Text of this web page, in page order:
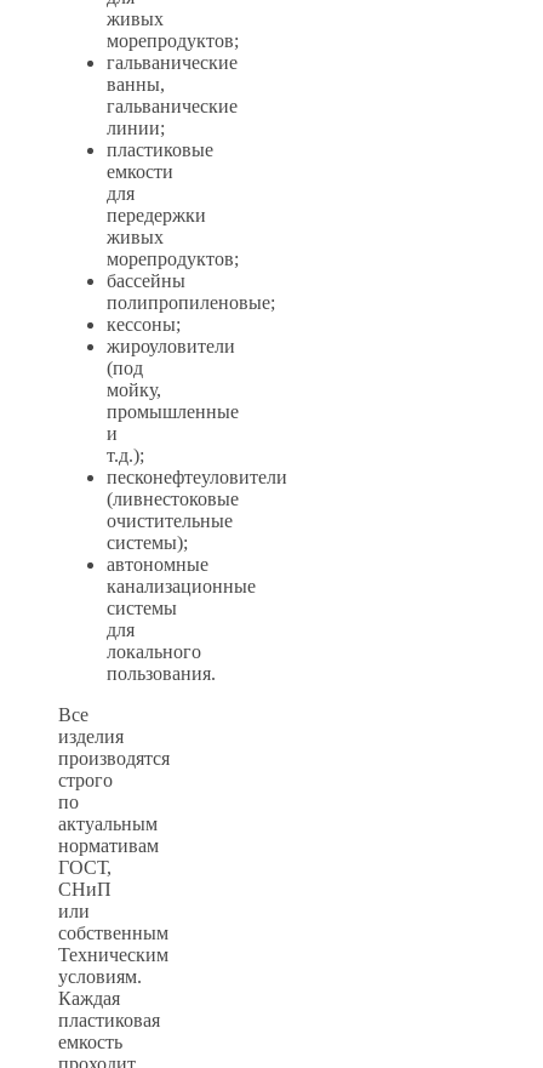
живых
морепродуктов;
гальванические
ванны,
гальванические
линии;
пластиковые
емкости
для
передержки
живых
морепродуктов;
бассейны
полипропиленовые;
кессоны;
жироуловители
(под
мойку,
промышленные
и
т.д.);
песконефтеуловители
(ливнестоковые
очистительные
системы);
автономные
канализационные
системы
для
локального
пользования.
Все
изделия
производятся
строго
по
актуальным
нормативам
ГОСТ,
СНиП
или
собственным
Техническим
условиям.
Каждая
пластиковая
емкость
проходит